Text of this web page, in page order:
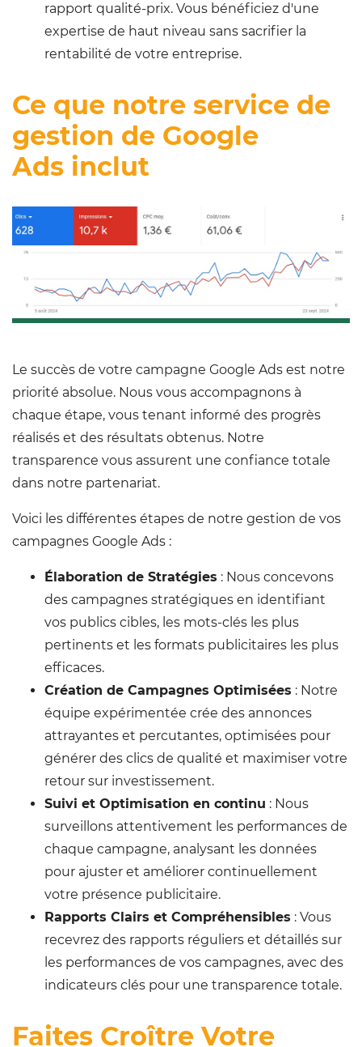
rapport qualité-prix. Vous bénéficiez d'une
expertise de haut niveau sans sacrifier la
rentabilité de votre entreprise.
Ce que notre service de
gestion de Google
Ads inclut
Le succès de votre campagne Google Ads est notre
priorité absolue. Nous vous accompagnons à
chaque étape, vous tenant informé des progrès
réalisés et des résultats obtenus. Notre
transparence vous assurent une confiance totale
dans notre partenariat.
Voici les différentes étapes de notre gestion de vos
campagnes Google Ads :
Élaboration de Stratégies : Nous concevons
des campagnes stratégiques en identifiant
vos publics cibles, les mots-clés les plus
pertinents et les formats publicitaires les plus
efficaces.
Création de Campagnes Optimisées : Notre
équipe expérimentée crée des annonces
attrayantes et percutantes, optimisées pour
générer des clics de qualité et maximiser votre
retour sur investissement.
Suivi et Optimisation en continu : Nous
surveillons attentivement les performances de
chaque campagne, analysant les données
pour ajuster et améliorer continuellement
votre présence publicitaire.
Rapports Clairs et Compréhensibles : Vous
recevrez des rapports réguliers et détaillés sur
les performances de vos campagnes, avec des
indicateurs clés pour une transparence totale.
Faites Croître Votre